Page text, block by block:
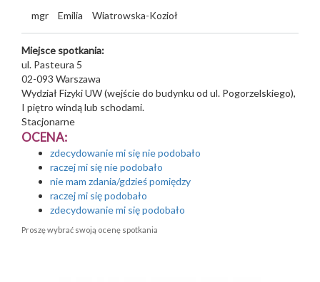
mgr Emilia Wiatrowska-Kozioł
Miejsce spotkania:
ul. Pasteura 5
02-093 Warszawa
Wydział Fizyki UW (wejście do budynku od ul. Pogorzelskiego),
I piętro windą lub schodami.
Stacjonarne
OCENA:
zdecydowanie mi się nie podobało
raczej mi się nie podobało
nie mam zdania/gdzieś pomiędzy
raczej mi się podobało
zdecydowanie mi się podobało
Proszę wybrać swoją ocenę spotkania